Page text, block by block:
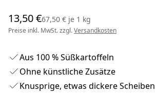
13,50 €67,50 € je 1 kg
Preise inkl. MwSt. zzgl.Versandkosten
Aus 100 % Süßkartoffeln
Ohne künstliche Zusätze
Knusprige, etwas dickere Scheiben